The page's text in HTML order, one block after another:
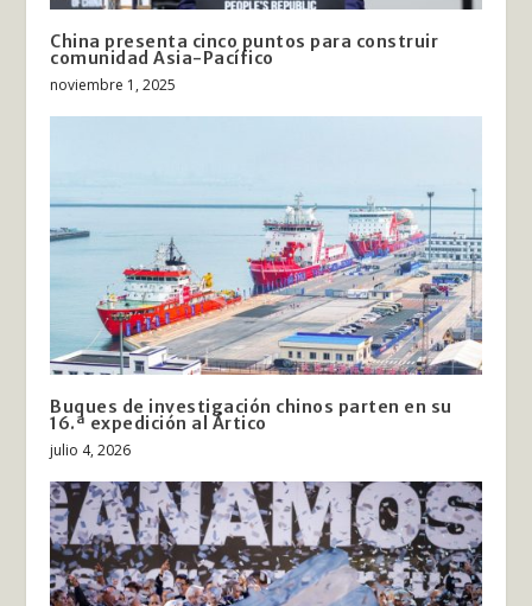
China presenta cinco puntos para construir
comunidad Asia-Pacífico
noviembre 1, 2025
Buques de investigación chinos parten en su
16.ª expedición al Ártico
julio 4, 2026